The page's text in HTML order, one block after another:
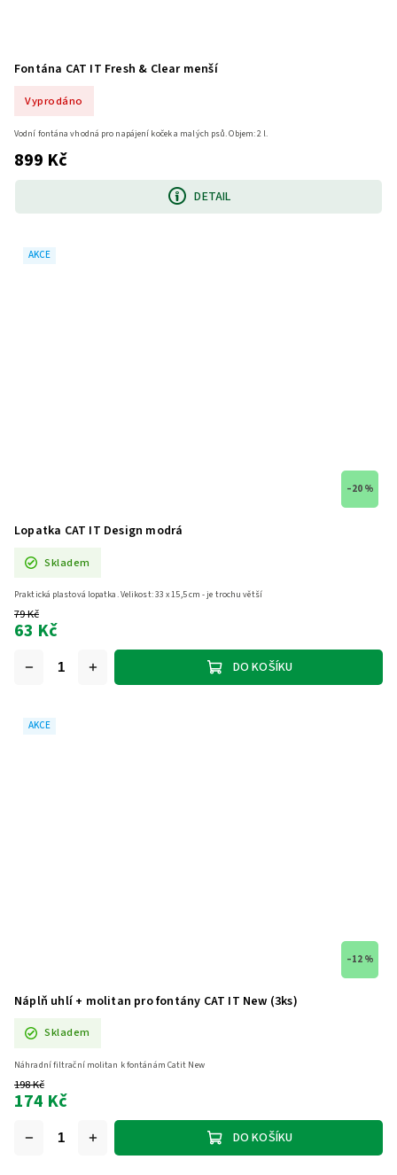
Fontána CAT IT Fresh & Clear menší
Vyprodáno
899 Kč
DETAIL
Vodní fontána vhodná pro napájení koček a malých psů. Objem: 2 l.
AKCE
–20 %
Lopatka CAT IT Design modrá
Skladem
79 Kč
63 Kč
DO KOŠÍKU
Praktická plastová lopatka. Velikost: 33 x 15,5 cm - je trochu větší
AKCE
–12 %
Náplň uhlí + molitan pro fontány CAT IT New (3ks)
Skladem
198 Kč
174 Kč
DO KOŠÍKU
Náhradní filtrační molitan k fontánám Catit New